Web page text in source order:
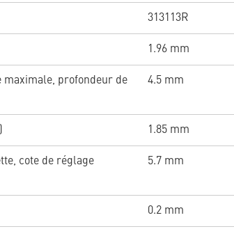
313113R
1.96 mm
maximale, profondeur de
4.5 mm
1.85 mm
cote de réglage
5.7 mm
0.2 mm